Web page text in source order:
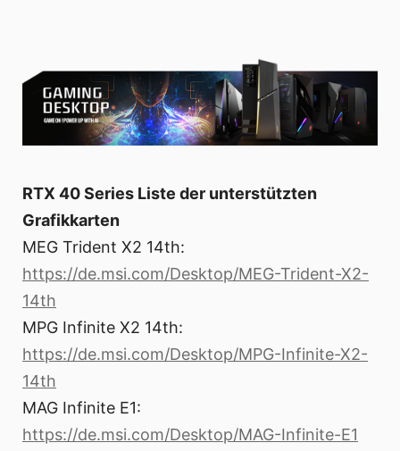
RTX 40 Series Liste der unterstützten
Grafikkarten
MEG Trident X2 14th:
https://de.msi.com/Desktop/MEG-Trident-X2-
14th
MPG Infinite X2 14th:
https://de.msi.com/Desktop/MPG-Infinite-X2-
14th
MAG Infinite E1:
https://de.msi.com/Desktop/MAG-Infinite-E1